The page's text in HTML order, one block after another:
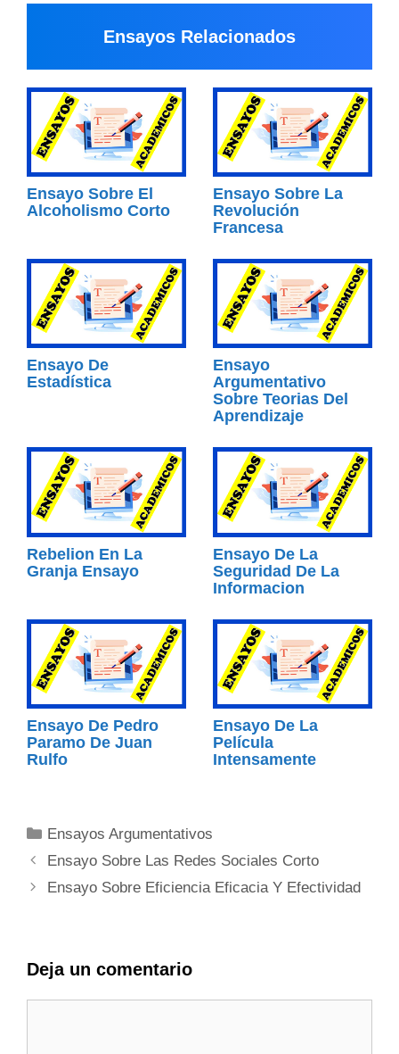
Ensayos Relacionados
Ensayo Sobre El
Alcoholismo Corto
Ensayo Sobre La
Revolución
Francesa
Ensayo De
Estadística
Ensayo
Argumentativo
Sobre Teorias Del
Aprendizaje
Rebelion En La
Granja Ensayo
Ensayo De La
Seguridad De La
Informacion
Ensayo De Pedro
Paramo De Juan
Rulfo
Ensayo De La
Película
Intensamente
Categorías
Ensayos Argumentativos
Ensayo Sobre Las Redes Sociales Corto
Ensayo Sobre Eficiencia Eficacia Y Efectividad
Deja un comentario